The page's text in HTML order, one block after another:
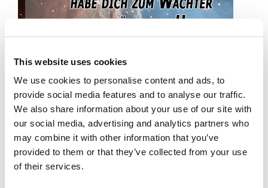
This website uses cookies
We use cookies to personalise content and ads, to
provide social media features and to analyse our traffic.
We also share information about your use of our site with
our social media, advertising and analytics partners who
may combine it with other information that you’ve
provided to them or that they’ve collected from your use
of their services.
HOME
WER WIR SIND